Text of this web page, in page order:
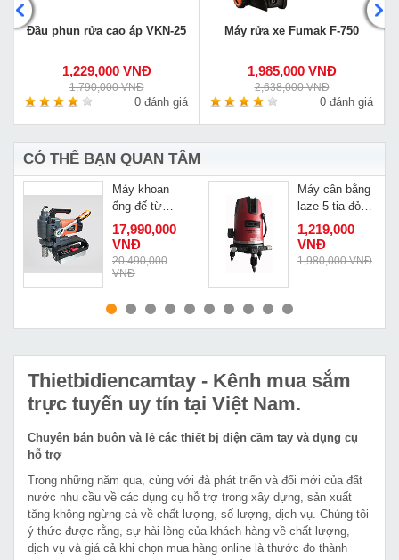
Đầu phun rửa cao áp VKN-25
1,229,000 VNĐ
1,790,000 VNĐ
0 đánh giá
Máy rửa xe Fumak F-750
1,985,000 VNĐ
2,638,000 VNĐ
0 đánh giá
CÓ THỂ BẠN QUAN TÂM
MUA NGAY
Máy khoan
ống đế từ
Cayken SCY-
38SWPM
17,990,000
VNĐ
20,490,000
VNĐ
MUA NGAY
Máy cân bằng
laze 5 tia đỏ
giá rẻ Lion
King
1,219,000
VNĐ
1,980,000 VNĐ
Thietbidiencamtay - Kênh mua sắm
trực tuyến uy tín tại Việt Nam.
Chuyên bán buôn và lẻ các thiết bị điện cầm tay và dụng cụ
hỗ trợ
Trong những năm qua, cùng với đà phát triển và đổi mới của đất
nước nhu cầu về các dụng cụ hỗ trợ trong xây dựng, sản xuất
tăng không ngừng cả về chất lượng, số lượng, dịch vụ. Chúng tôi
ý thức được rằng, sự hài lòng của khách hàng về chất lượng,
dịch vụ và giá cả khi chọn mua hàng online là thước đo thành